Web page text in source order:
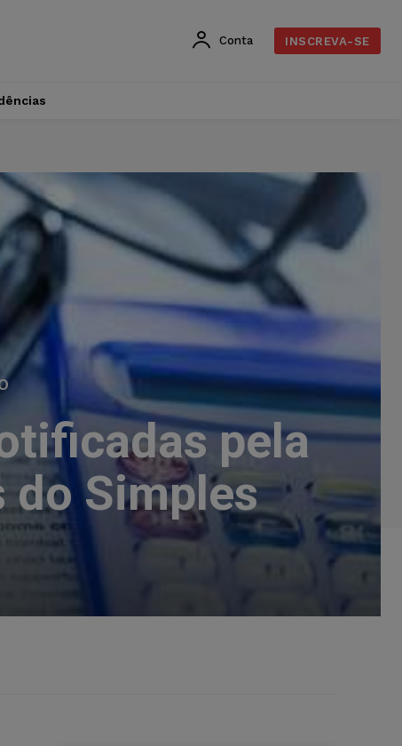
Conta INSCREVA-SE
pela
do Simples